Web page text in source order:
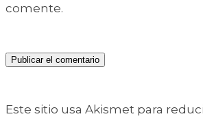
comente.
Este sitio usa Akismet para